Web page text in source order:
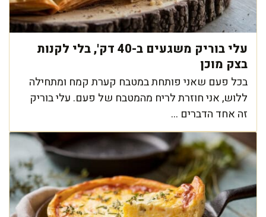
עלי בוריק משגעים ב-40 דק', בלי לקנות
בצק מוכן
בכל פעם שאני פותחת במטבח קערת קמח ומתחילה
ללוש, אני חוזרת לריח מהמטבח של פעם. עלי בוריק
זה אחד הדברים ...